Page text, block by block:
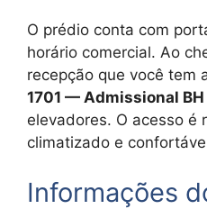
O prédio conta com
horário comercial. Ao
recepção que você tem
1701 — Admissional BH
elevadores. O acesso é
climatizado e
Informações